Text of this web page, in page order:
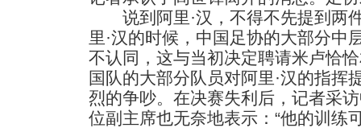
说到阿里·汉，不得不先提到两
里·汉的时候，中国足协的大部分中
不认同，这与当初决定聘请米卢恰
国队的大部分队员对阿里·汉的指挥
烈的争吵。在决赛失利后，记者采
位副主席也无奈地表示：“他的训练